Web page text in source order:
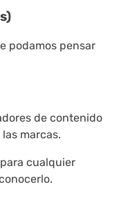
podamos pensar
de contenido
marcas.
cualquier